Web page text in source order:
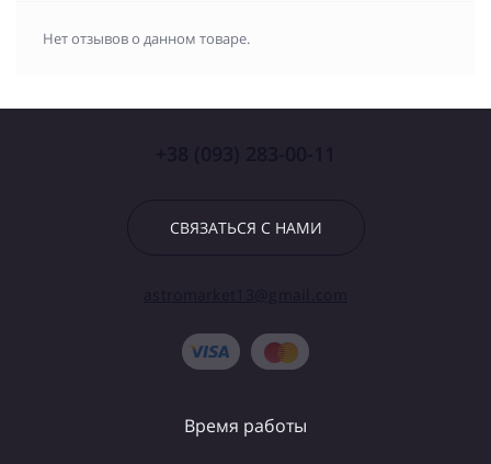
Нет отзывов о данном товаре.
СВЯЗАТЬСЯ С НАМИ
Время работы